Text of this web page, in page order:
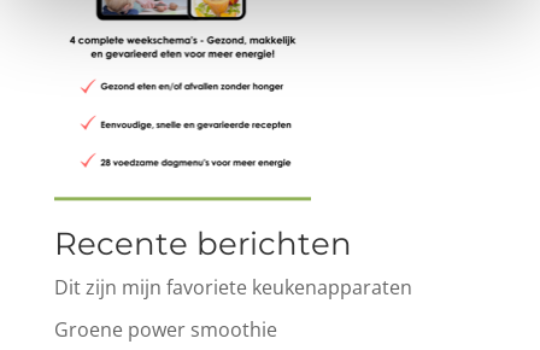
Recente berichten
Dit zijn mijn favoriete keukenapparaten
Groene power smoothie